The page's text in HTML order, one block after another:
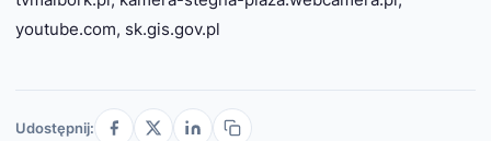
wyznaczonych stref kąpieli. Nie blokuj dojść do
brzegu ani miejsc ratowników. Lokalne regulacje
youtube.com, sk.gis.gov.pl
Udostępnij: